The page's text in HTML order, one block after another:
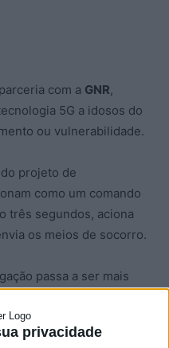
privacidade
com a GNR,
5G a idosos do
ou vulnerabilidade.
projeto de
como um comando
três segundos, aciona
os meios de socorro.
passa a ser mais